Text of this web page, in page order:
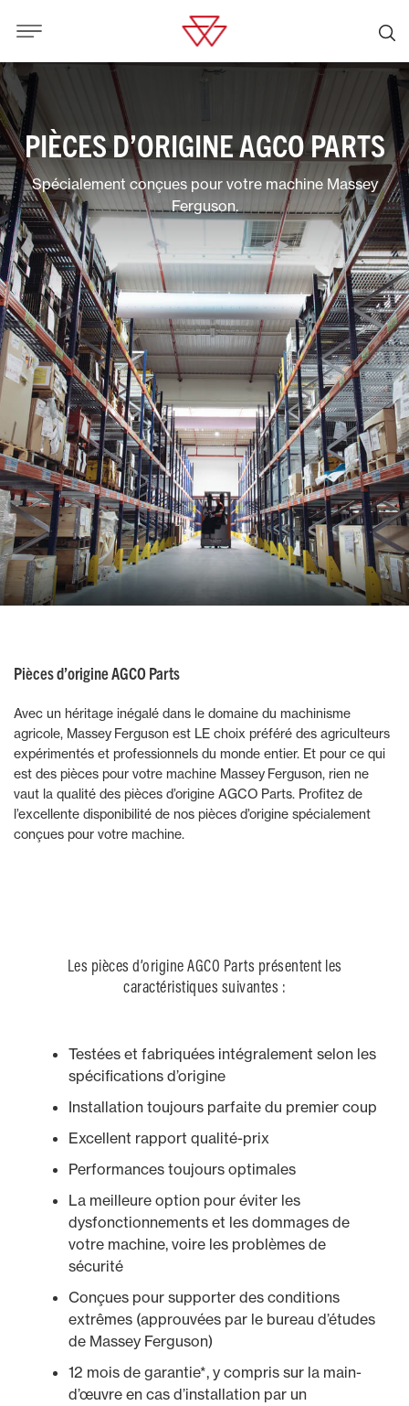
PIÈCES D’ORIGINE AGCO PARTS
Spécialement conçues pour votre machine Massey
Ferguson.
Pièces d’origine AGCO Parts
Avec un héritage inégalé dans le domaine du machinisme
agricole, Massey Ferguson est LE choix préféré des agriculteurs
expérimentés et professionnels du monde entier. Et pour ce qui
est des pièces pour votre machine Massey Ferguson, rien ne
vaut la qualité des pièces d’origine AGCO Parts. Profitez de
l’excellente disponibilité de nos pièces d’origine spécialement
conçues pour votre machine.
Les pièces d’origine AGCO Parts présentent les
caractéristiques suivantes :
Testées et fabriquées intégralement selon les
spécifications d’origine
Installation toujours parfaite du premier coup
Excellent rapport qualité-prix
Performances toujours optimales
La meilleure option pour éviter les
dysfonctionnements et les dommages de
votre machine, voire les problèmes de
sécurité
Conçues pour supporter des conditions
extrêmes (approuvées par le bureau d’études
de Massey Ferguson)
12 mois de garantie*, y compris sur la main-
d’œuvre en cas d’installation par un